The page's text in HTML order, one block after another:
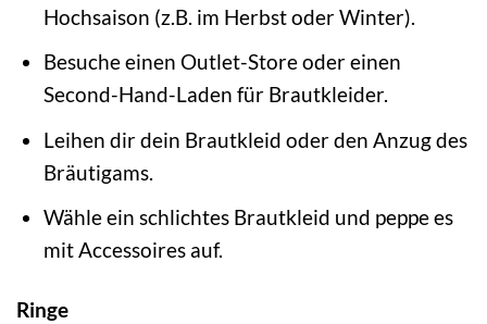
Hochsaison (z.B. im Herbst oder Winter).
Besuche einen Outlet-Store oder einen
Second-Hand-Laden für Brautkleider.
Leihen dir dein Brautkleid oder den Anzug des
Bräutigams.
Wähle ein schlichtes Brautkleid und peppe es
mit Accessoires auf.
Ringe